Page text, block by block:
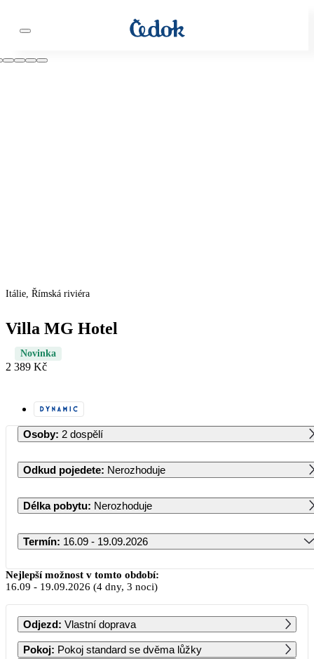
Itálie, Římská riviéra
Villa MG Hotel
Novinka
2 389 Kč
Osoby: 2 dospělí
Odkud pojedete: Nerozhoduje
Délka pobytu: Nerozhoduje
Termín: 16.09 - 19.09.2026
Září 2026
PO ÚT ST ČT PÁ SO NE
1
2 679
2
2 679
3
2 679
4
2 679
5 6
Nejlepší možnost v tomto období:
16.09 - 19.09.2026 (4 dny, 3 noci)
Odjezd: Vlastní doprava
Pokoj: Pokoj standard se dvěma lůžky